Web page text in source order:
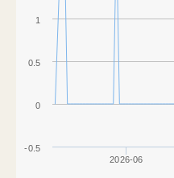
2026-06
-0.5
0
0.5
1